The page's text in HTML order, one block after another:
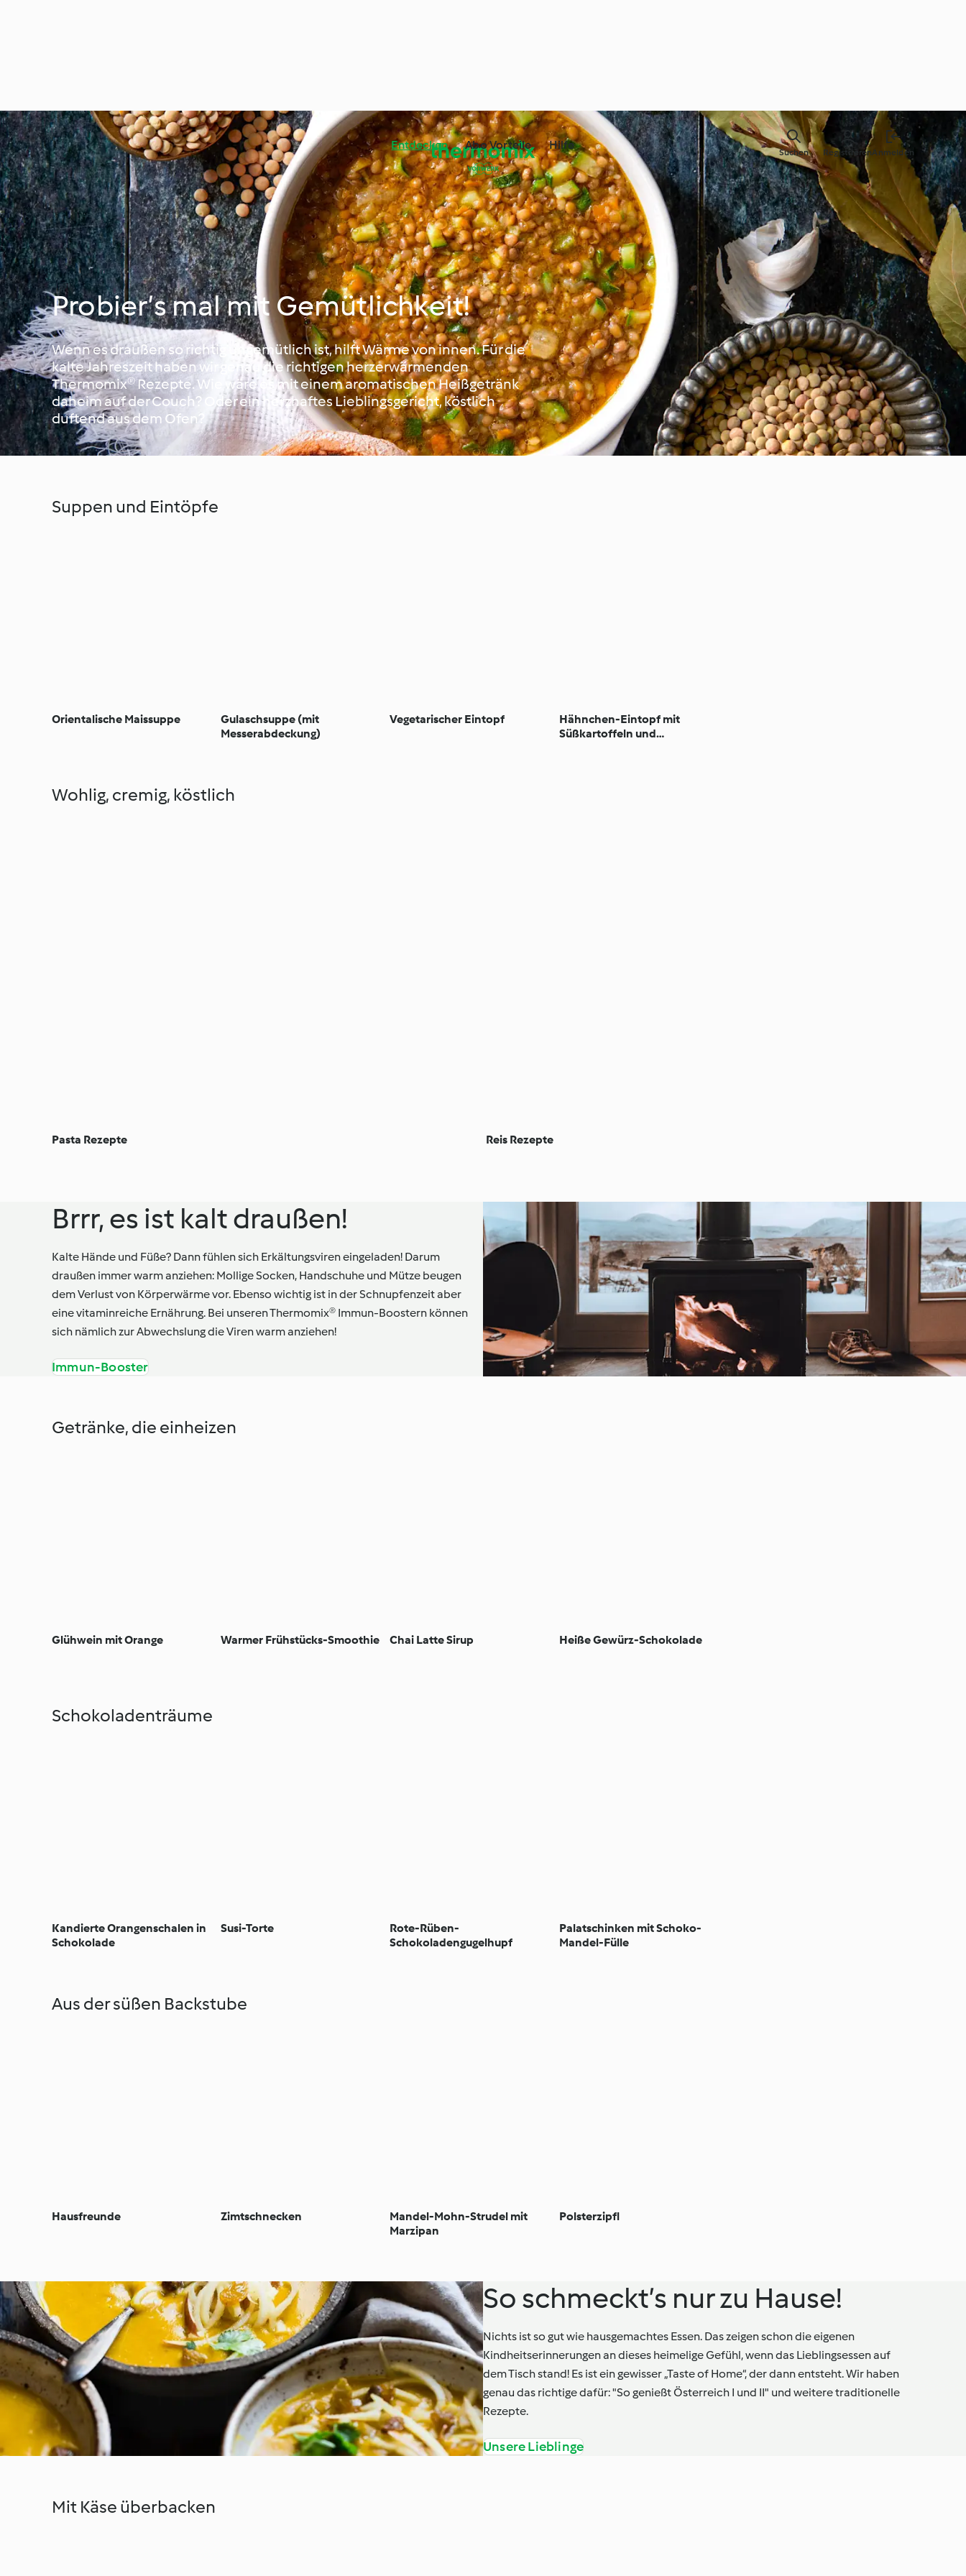
Entdecken Abo Vorteile Hilfe
RegistrierenAnmelden
Suchen
Probier’s mal mit Gemütlichkeit!
Wenn es draußen so richtig ungemütlich ist, hilft Wärme von innen. Für die
kalte Jahreszeit haben wir genau die richtigen herzerwärmenden
Thermomix® Rezepte. Wie wäre es mit einem aromatischen Heißgetränk
daheim auf der Couch? Oder ein herzhaftes Lieblingsgericht, köstlich
duftend aus dem Ofen?
Suppen und Eintöpfe
Orientalische Maissuppe
Gulaschsuppe (mit
Messerabdeckung)
Vegetarischer Eintopf
Hähnchen-Eintopf mit
Süßkartoffeln und
Wohlig, cremig, köstlich
Pasta Rezepte Reis Rezepte
Brrr, es ist kalt draußen!
Kalte Hände und Füße? Dann fühlen sich Erkältungsviren eingeladen! Darum
draußen immer warm anziehen: Mollige Socken, Handschuhe und Mütze beugen
dem Verlust von Körperwärme vor. Ebenso wichtig ist in der Schnupfenzeit aber
eine vitaminreiche Ernährung. Bei unseren Thermomix® Immun-Boostern können
sich nämlich zur Abwechslung die Viren warm anziehen!
Immun-Booster
Getränke, die einheizen
Glühwein mit Orange Warmer Frühstücks-Smoothie Chai Latte Sirup Heiße Gewürz-Schokolade
Schokoladenträume
Kandierte Orangenschalen in
Schokolade
Susi-Torte
Rote-Rüben-
Schokoladengugelhupf
Palatschinken mit Schoko-
Mandel-Fülle
Aus der süßen Backstube
Hausfreunde Zimtschnecken
Mandel-Mohn-Strudel mit
Marzipan
Polsterzipfl
So schmeckt’s nur zu Hause!
Nichts ist so gut wie hausgemachtes Essen. Das zeigen schon die eigenen
Kindheitserinnerungen an dieses heimelige Gefühl, wenn das Lieblingsessen auf
dem Tisch stand! Es ist ein gewisser „Taste of Home“, der dann entsteht. Wir haben
genau das richtige dafür: "So genießt Österreich I und II" und weitere traditionelle
Rezepte.
Unsere Lieblinge
Mit Käse überbacken